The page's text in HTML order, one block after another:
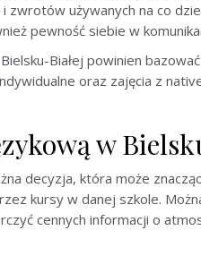
zwrotów używanych na co
pewność siebie w
Białej powinien
oraz zajęcia z
w
decyzja, która może
kursy w danej szkole.
cennych informacji o